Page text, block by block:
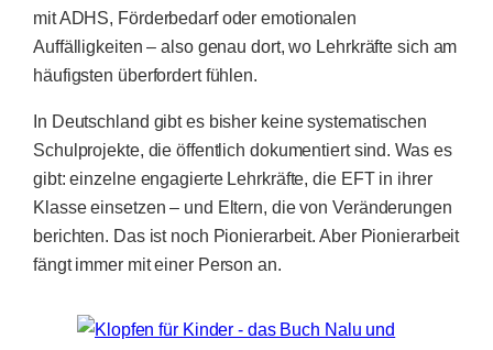
mit ADHS, Förderbedarf oder emotionalen
Auffälligkeiten – also genau dort, wo Lehrkräfte sich am
häufigsten überfordert fühlen.
In Deutschland gibt es bisher keine systematischen
Schulprojekte, die öffentlich dokumentiert sind. Was es
gibt: einzelne engagierte Lehrkräfte, die EFT in ihrer
Klasse einsetzen – und Eltern, die von Veränderungen
berichten. Das ist noch Pionierarbeit. Aber Pionierarbeit
fängt immer mit einer Person an.